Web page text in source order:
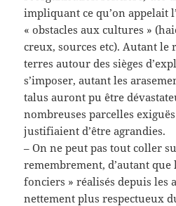
impliquant ce qu’on appelait
« obstacles aux cultures »
creux, sources etc). Autant le
terres autour des sièges
s’imposer, autant les
talus auront pu être
nombreuses parcelles
justifiaient d’être agrandies.
– On ne peut pas tout coller
remembrement, d’autant que
fonciers » réalisés depuis les
nettement plus respectueux